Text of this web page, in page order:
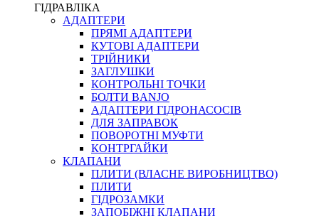
ФІТИНГИ ДІАГНОСТИЧНІ
АКСЕСУАРИ
ТРУБКИ ТА КОМПЛЕКТУЮЧІ
ФІТИНГИ ГІДРАВЛІЧНІ
ФІТИНГИ КОНДИЦІОНЕРНІ
ЗАХИСТ РУКАВІВ
ФІТИНГИ KARCHER
ФІТИНГИ НА ПІДЙОМ КАБІНИ
КОНЕКТОРИ
ХОМУТИ
ГІДРАВЛІКА
АДАПТЕРИ
ПРЯМІ АДАПТЕРИ
КУТОВІ АДАПТЕРИ
ТРІЙНИКИ
ЗАГЛУШКИ
КОНТРОЛЬНІ ТОЧКИ
БОЛТИ BANJO
АДАПТЕРИ ГІДРОНАСОСІВ
ДЛЯ ЗАПРАВОК
ПОВОРОТНІ МУФТИ
КОНТРГАЙКИ
КЛАПАНИ
ПЛИТИ (ВЛАСНЕ ВИРОБНИЦТВО)
ПЛИТИ
ГІДРОЗАМКИ
ЗАПОБІЖНІ КЛАПАНИ